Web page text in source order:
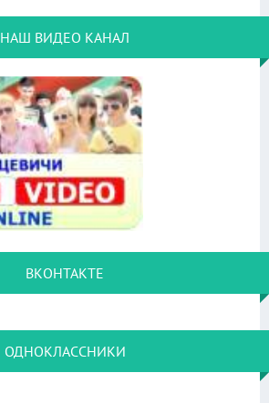
НАШ ВИДЕО КАНАЛ
ВКОНТАКТЕ
ОДНОКЛАССНИКИ